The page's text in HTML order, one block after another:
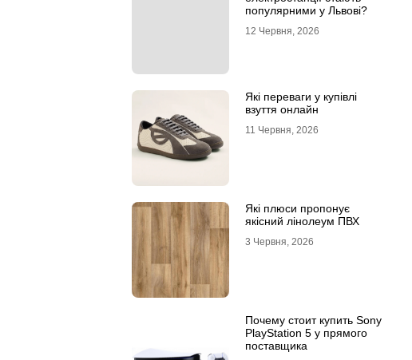
популярними у Львові?
12 Червня, 2026
Які переваги у купівлі
взуття онлайн
11 Червня, 2026
Які плюси пропонує
якісний лінолеум ПВХ
3 Червня, 2026
Почему стоит купить Sony
PlayStation 5 у прямого
поставщика